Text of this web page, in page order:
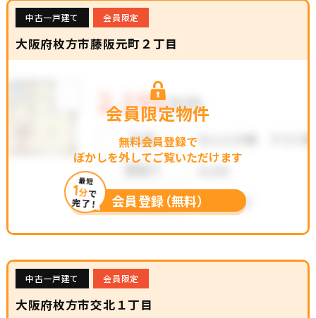
中古一戸建て 会員限定
大阪府枚方市藤阪元町２丁目
会員限定物件
無料会員登録で
ぼかしを外してご覧いただけます
最短
1分で
完了！ 会員登録（無料）
中古一戸建て 会員限定
大阪府枚方市交北１丁目